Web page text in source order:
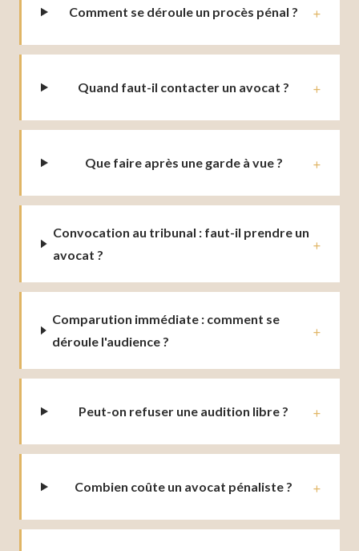
Comment se déroule un procès pénal ?
Quand faut-il contacter un avocat ?
Que faire après une garde à vue ?
Convocation au tribunal : faut-il prendre un
avocat ?
Comparution immédiate : comment se
déroule l'audience ?
Peut-on refuser une audition libre ?
Combien coûte un avocat pénaliste ?